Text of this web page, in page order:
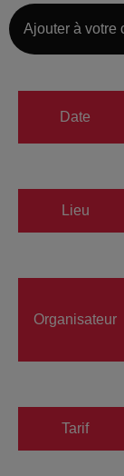
Ajouter à votre
Date
Lieu
Organisateur
Tarif